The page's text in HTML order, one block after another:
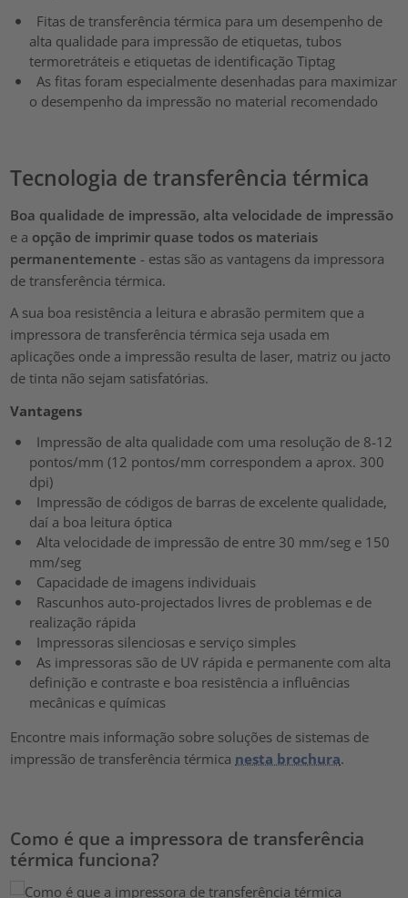
Fitas de transferência térmica para um desempenho de
alta qualidade para impressão de etiquetas, tubos
termoretráteis e etiquetas de identificação Tiptag
As fitas foram especialmente desenhadas para maximizar
o desempenho da impressão no material recomendado
Tecnologia de transferência térmica
Boa qualidade de impressão, alta velocidade de impressão
e a opção de imprimir quase todos os materiais
permanentemente - estas são as vantagens da impressora
de transferência térmica.
A sua boa resistência a leitura e abrasão permitem que a
impressora de transferência térmica seja usada em
aplicações onde a impressão resulta de laser, matriz ou jacto
de tinta não sejam satisfatórias.
Vantagens
Impressão de alta qualidade com uma resolução de 8-12
pontos/mm (12 pontos/mm correspondem a aprox. 300
dpi)
Impressão de códigos de barras de excelente qualidade,
daí a boa leitura óptica
Alta velocidade de impressão de entre 30 mm/seg e 150
mm/seg
Capacidade de imagens individuais
Rascunhos auto-projectados livres de problemas e de
realização rápida
Impressoras silenciosas e serviço simples
As impressoras são de UV rápida e permanente com alta
definição e contraste e boa resistência a influências
mecânicas e químicas
Encontre mais informação sobre soluções de sistemas de
impressão de transferência térmica nesta brochura.
Como é que a impressora de transferência
térmica funciona?